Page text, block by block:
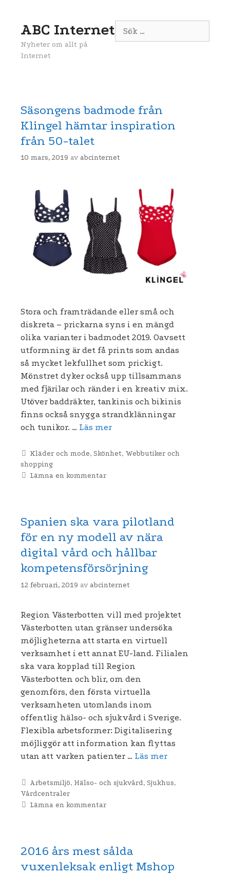
innehåll
Sök
efter:
ABC Internet
Nyheter om allt på
Internet
Säsongens badmode från
Klingel hämtar inspiration
från 50-talet
10 mars, 2019 av abcinternet
Stora och framträdande eller små och
diskreta – prickarna syns i en mängd
olika varianter i badmodet 2019. Oavsett
utformning är det få prints som andas
så mycket lekfullhet som prickigt.
Mönstret dyker också upp tillsammans
med fjärilar och ränder i en kreativ mix.
Utöver baddräkter, tankinis och bikinis
finns också snygga strandklänningar
och tunikor. … Läs mer
Kategorier
Kläder och mode, Skönhet, Webbutiker och
shopping
Lämna en kommentar
Spanien ska vara pilotland
för en ny modell av nära
digital vård och hållbar
kompetensförsörjning
12 februari, 2019 av abcinternet
Region Västerbotten vill med projektet
Västerbotten utan gränser undersöka
möjligheterna att starta en virtuell
verksamhet i ett annat EU-land. Filialen
ska vara kopplad till Region
Västerbotten och blir, om den
genomförs, den första virtuella
verksamheten utomlands inom
offentlig hälso- och sjukvård i Sverige.
Flexibla arbetsformer: Digitalisering
möjliggör att information kan flyttas
utan att varken patienter … Läs mer
Kategorier
Arbetsmiljö, Hälso- och sjukvård, Sjukhus,
Vårdcentraler
Lämna en kommentar
2016 års mest sålda
vuxenleksak enligt Mshop